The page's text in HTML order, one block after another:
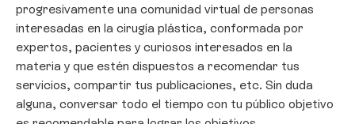
progresivamente una comunidad virtual de personas
interesadas en la cirugía plástica, conformada por
expertos, pacientes y curiosos interesados en la
materia y que estén dispuestos a recomendar tus
servicios, compartir tus publicaciones, etc. Sin duda
alguna, conversar todo el tiempo con tu público objetivo